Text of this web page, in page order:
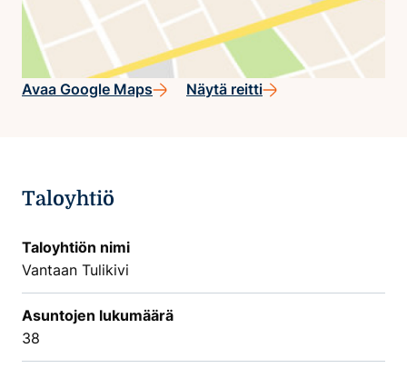
Avaa Google Maps Näytä reitti
Taloyhtiö
Taloyhtiön nimi
Vantaan Tulikivi
Asuntojen lukumäärä
38